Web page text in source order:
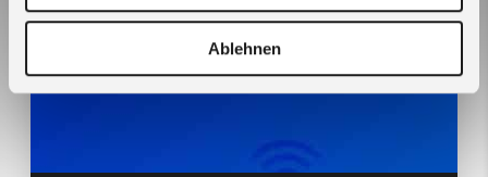
Ablehnen